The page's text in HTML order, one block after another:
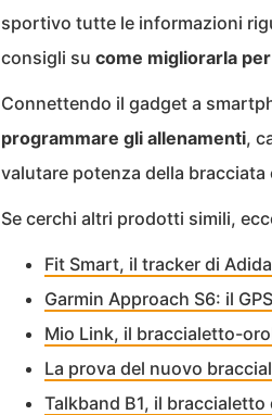
sportivo tutte le informazioni
consigli su come migliorarla
Connettendo il gadget a
programmare gli allenamenti,
valutare potenza della
Se cerchi altri prodotti simili,
Fit Smart, il tracker di
Garmin Approach S6: il
Mio Link, il braccialetto-
La prova del nuovo
Talkband B1, il